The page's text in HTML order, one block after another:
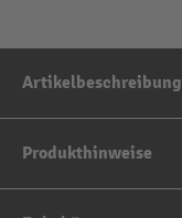
Artikelbeschreibung
Produkthinweise